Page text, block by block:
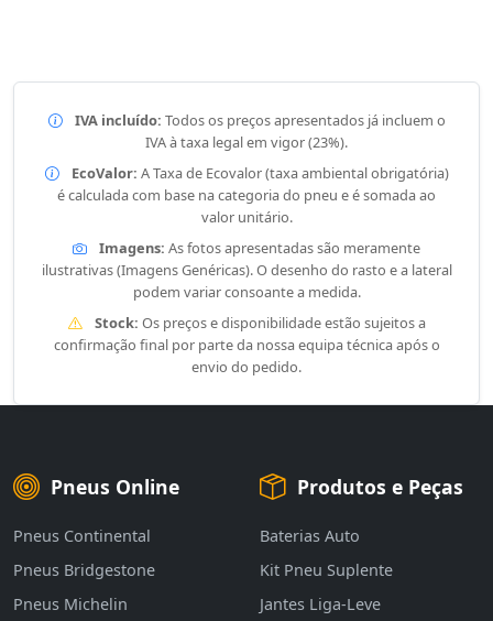
IVA incluído: Todos os preços apresentados já incluem o
IVA à taxa legal em vigor (23%).
EcoValor: A Taxa de Ecovalor (taxa ambiental obrigatória)
é calculada com base na categoria do pneu e é somada ao
valor unitário.
Imagens: As fotos apresentadas são meramente
ilustrativas (Imagens Genéricas). O desenho do rasto e a lateral
podem variar consoante a medida.
Stock: Os preços e disponibilidade estão sujeitos a
confirmação final por parte da nossa equipa técnica após o
envio do pedido.
Pneus Online
Pneus Continental
Pneus Bridgestone
Pneus Michelin
Produtos e Peças
Baterias Auto
Kit Pneu Suplente
Jantes Liga-Leve